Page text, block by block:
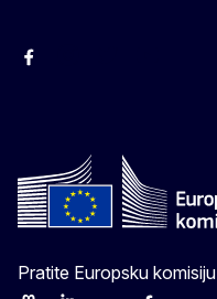
Facebook
Pratite Europsku komisiju